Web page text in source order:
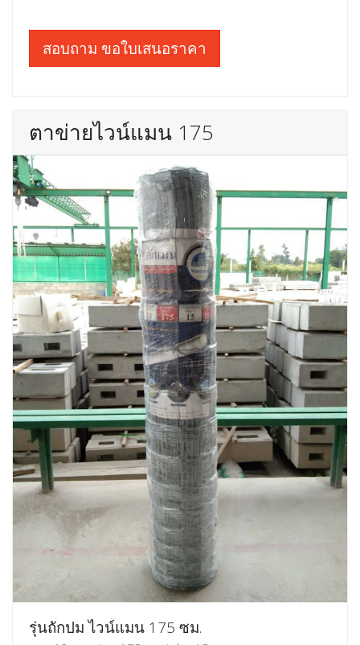
สอบถาม ขอใบเสนอราคา
ตาข่ายไวน์แมน 175
รุ่นถักปม ไวน์แมน 175 ซม.